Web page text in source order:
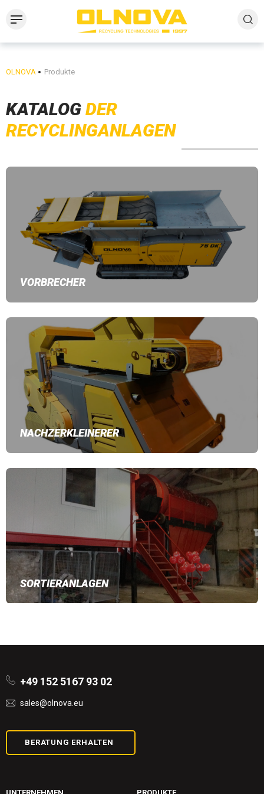
OLNOVA Produkte
KATALOG DER
RECYCLINGANLAGEN
VORBRECHER
NACHZERKLEINERER
SORTIERANLAGEN
+49 152 5167 93 02
sales@olnova.eu
BERATUNG ERHALTEN